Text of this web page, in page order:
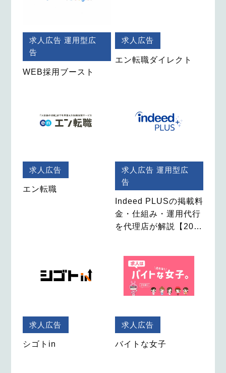
求人広告 運用型広
告
WEB採用ブースト
求人広告
エン転職ダイレクト
求人広告
エン転職
求人広告 運用型広
告
Indeed PLUSの掲載料
金・仕組み・運用代行
を代理店が解説【20…
求人広告
シゴトin
求人広告
バイトな女子